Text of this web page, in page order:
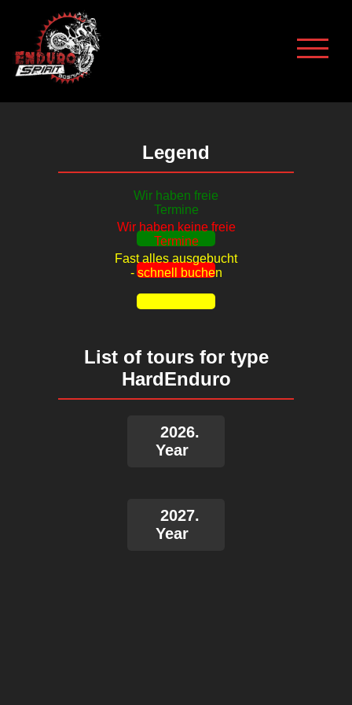
Legend
Wir haben freie
Termine
Wir haben keine freie
Termine
Fast alles ausgebucht
- schnell buchen
List of tours for type
HardEnduro
2026.
Year
2027.
Year